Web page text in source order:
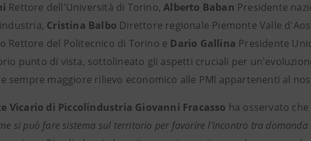
Rettore dell'Università di Torino,Alberto Baban Presidente
Cristina Balbo Direttore regionale Piemonte Valle
Rettore del Politecnico di Torino e Dario Gallina Presidente
punto di vista, sottolineato gli aspetti cruciali per
sempre maggiore rilievo economico alle PMI appartenenti al
Vicario di Piccolindustria Giovanni Fracasso ha osservato che
si può fare sistema sul territorio per favorire l'incontro tra